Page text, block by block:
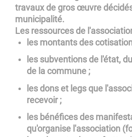
travaux de gros œuvre
municipalité.
Les ressources de
les montants des
les subventions de l'état,
de la commune ;
les dons et legs que
recevoir ;
les bénéfices des
qu'organise l'association